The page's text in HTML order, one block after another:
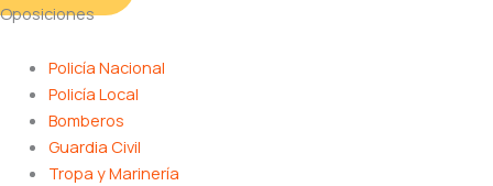
Oposiciones
Policía Nacional
Policía Local
Bomberos
Guardia Civil
Tropa y Marinería